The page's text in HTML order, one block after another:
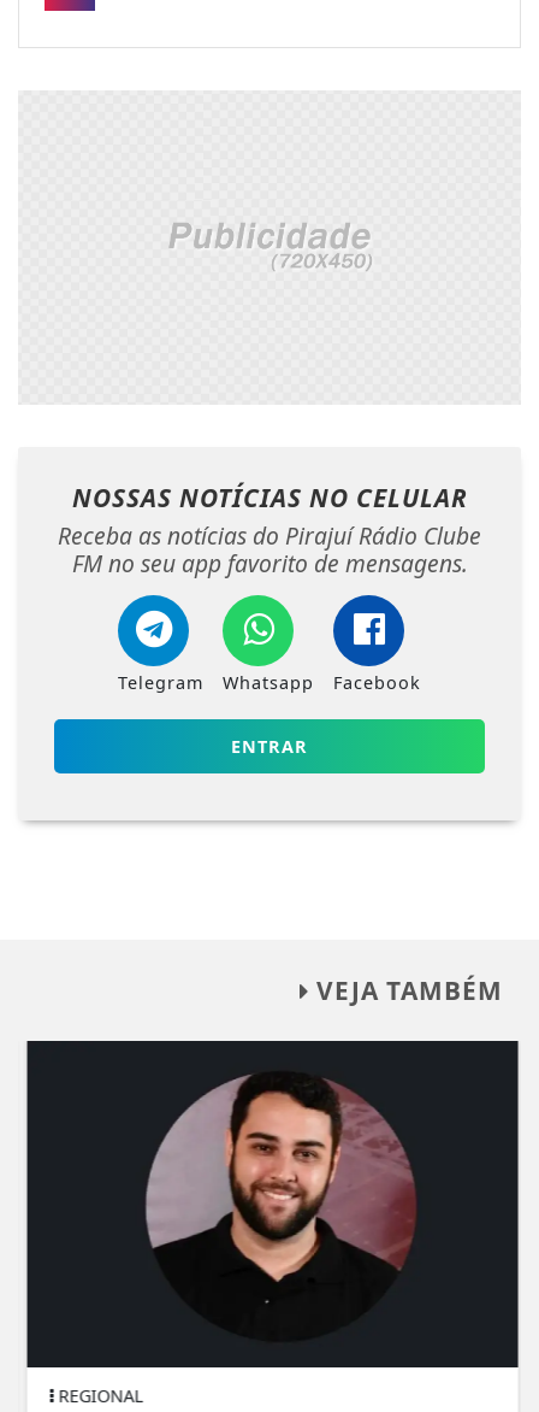
NOSSAS NOTÍCIAS NO CELULAR
Receba as notícias do Pirajuí Rádio Clube
FM no seu app favorito de mensagens.
Telegram Whatsapp Facebook
ENTRAR
VEJA TAMBÉM
REGIONAL